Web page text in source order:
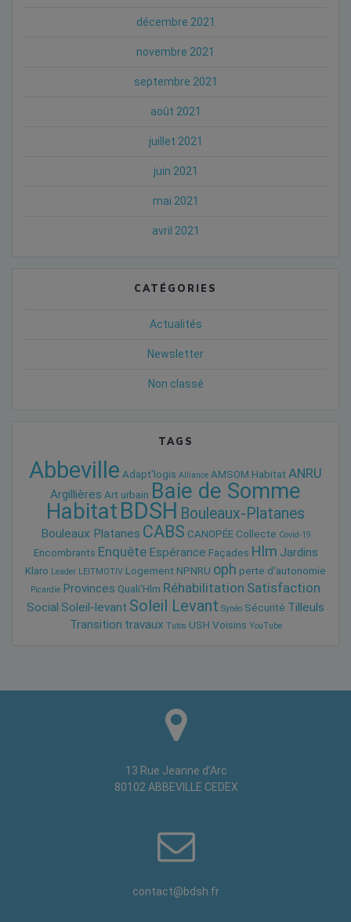
décembre 2021
novembre 2021
septembre 2021
août 2021
juillet 2021
juin 2021
mai 2021
avril 2021
CATÉGORIES
Actualités
Newsletter
Non classé
TAGS
Abbeville Adapt'logis Alliance AMSOM HabitatANRU
Argillières Art urbain Baie de Somme
HabitatBDSH Bouleaux-Platanes
Bouleaux Platanes CABS CANOPÉE Collecte Covid-19
Encombrants Enquête Espérance Façades Hlm Jardins
Klaro Leader LEITMOTIV Logement NPNRU oph perte d'autonomie
Picardie Provinces Quali'Hlm Réhabilitation Satisfaction
Social Soleil-levant Soleil Levant Synéo Sécurité Tilleuls
Transition travaux Tutos USH Voisins YouTube
13 Rue Jeanne d’Arc
80102 ABBEVILLE CEDEX
contact@bdsh.fr